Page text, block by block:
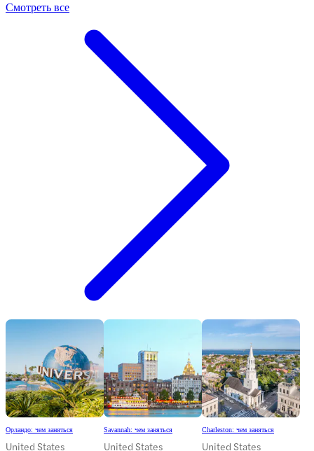
Смотреть все
Орландо: чем заняться
United States
Savannah: чем заняться
United States
Charleston: чем заняться
United States